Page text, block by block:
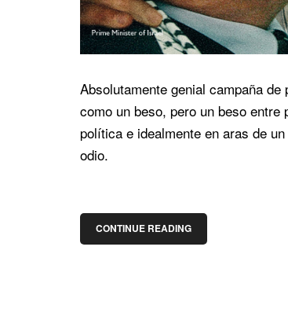
Absolutamente genial campaña
como un beso, pero un beso
política e idealmente en aras de
odio.
CONTINUE READING